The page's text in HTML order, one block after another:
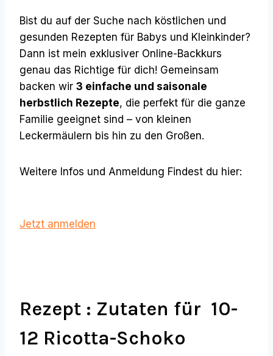
Bist du auf der Suche nach köstlichen und
gesunden Rezepten für Babys und Kleinkinder?
Dann ist mein exklusiver Online-Backkurs
genau das Richtige für dich! Gemeinsam
backen wir 3 einfache und saisonale
herbstlich Rezepte, die perfekt für die ganze
Familie geeignet sind – von kleinen
Leckermäulern bis hin zu den Großen.
Weitere Infos und Anmeldung Findest du hier:
Jetzt anmelden
Rezept : Zutaten für 10-
12 Ricotta-Schoko